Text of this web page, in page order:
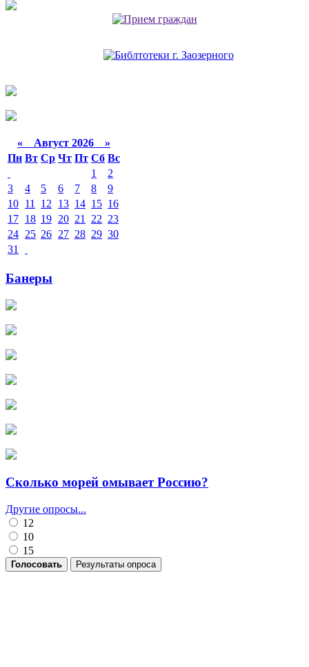
« Август 2026 »
Пн Вт Ср Чт Пт Сб Вс
1
2
3
4 5 6 7 8
9
10 11 12 13 14 15 16
17 18 19 20 21 22 23
24 25 26 27 28 29 30
31
Банеры
Сколько морей омывает Россию?
Другие опросы...
12
10
15
Голосовать Результаты опроса